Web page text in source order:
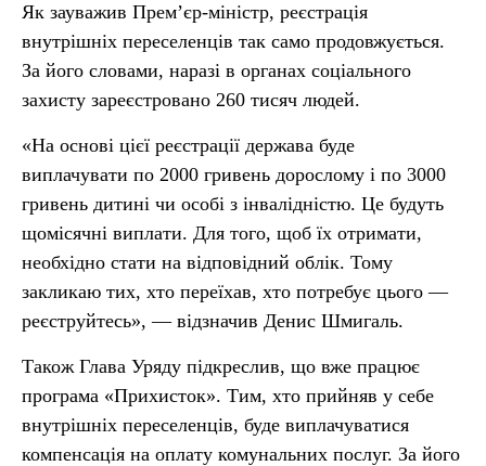
Як зауважив Прем’єр-міністр, реєстрація
внутрішніх переселенців так само продовжується.
За його словами, наразі в органах соціального
захисту зареєстровано 260 тисяч людей.
«На основі цієї реєстрації держава буде
виплачувати по 2000 гривень дорослому і по 3000
гривень дитині чи особі з інвалідністю. Це будуть
щомісячні виплати. Для того, щоб їх отримати,
необхідно стати на відповідний облік. Тому
закликаю тих, хто переїхав, хто потребує цього —
реєструйтесь», — відзначив Денис Шмигаль.
Також Глава Уряду підкреслив, що вже працює
програма «Прихисток». Тим, хто прийняв у себе
внутрішніх переселенців, буде виплачуватися
компенсація на оплату комунальних послуг. За його